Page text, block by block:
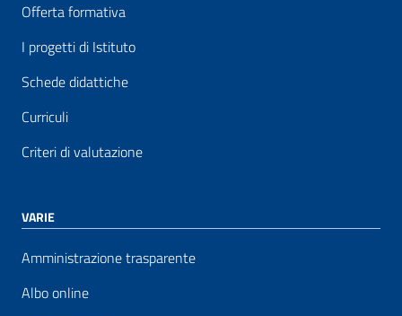
Offerta formativa
I progetti di Istituto
Schede didattiche
Curriculi
Criteri di valutazione
VARIE
Amministrazione trasparente
Albo online